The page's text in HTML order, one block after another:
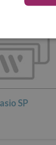
SP